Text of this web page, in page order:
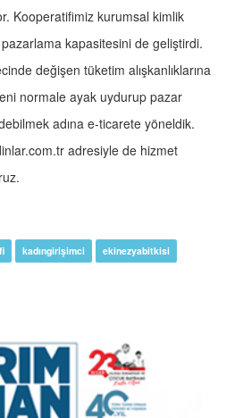
Kooperatifimiz kurumsal kimlik
kapasitesini de geliştirdi.
değişen tüketim alışkanlıklarına
normale ayak uydurup pazar
adına e-ticarete yöneldik.
adresiyle de hizmet
kadıngirişimci ekinezyabitkisi